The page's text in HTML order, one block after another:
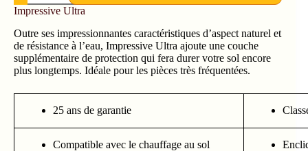
Impressive Ultra
Outre ses impressionnantes caractéristiques d’aspect naturel et
de résistance à l’eau, Impressive Ultra ajoute une couche
supplémentaire de protection qui fera durer votre sol encore
plus longtemps. Idéale pour les pièces très fréquentées.
25 ans de garantie
Compatible avec le chauffage au sol